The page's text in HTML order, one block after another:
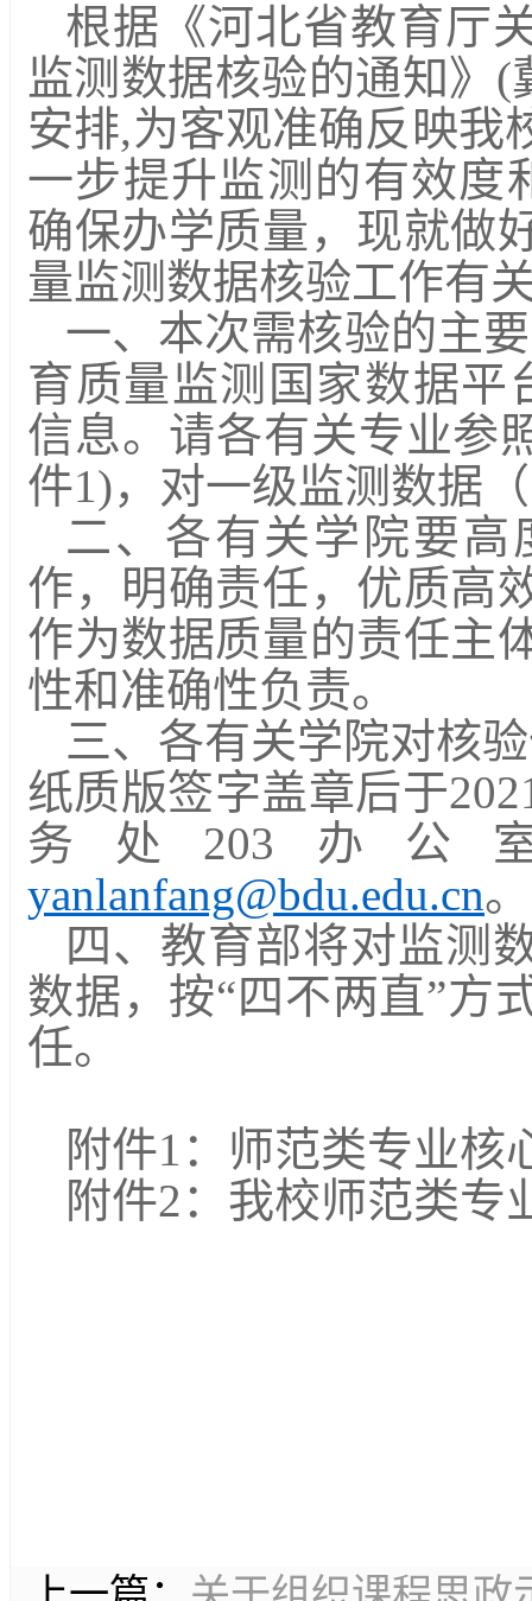
根据《河北省教育厅
监测数据核验的通知》 (
安排,为客观准确反映我
一步提升监测的有效度
确保办学质量，现就做
量监测数据核验工作有
一、本次需核验的主
育质量监测国家数据平
信息。请各有关专业参
件1)，对一级监测数据
二、各有关学院要
作，明确责任，优质高
作为数据质量的责任主
性和准确性负责。
三、各有关学院对核
纸质版签字盖章后于
务处203办公
yanlanfang@bdu.edu.cn。
四、教育部将对监测
数据，按“四不两直”方
任。
附件1：师范类专业核
附件2：我校师范类专